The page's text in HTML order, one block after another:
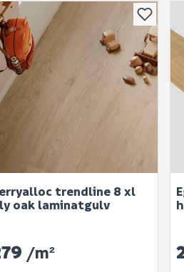
trendline 8 xl
oak laminatgulv
/m²